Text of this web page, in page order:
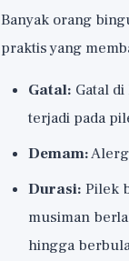
Banyak orang
praktis yang
Gatal: Gatal
terjadi pada
Demam:
Durasi: Pilek
musiman
hingga